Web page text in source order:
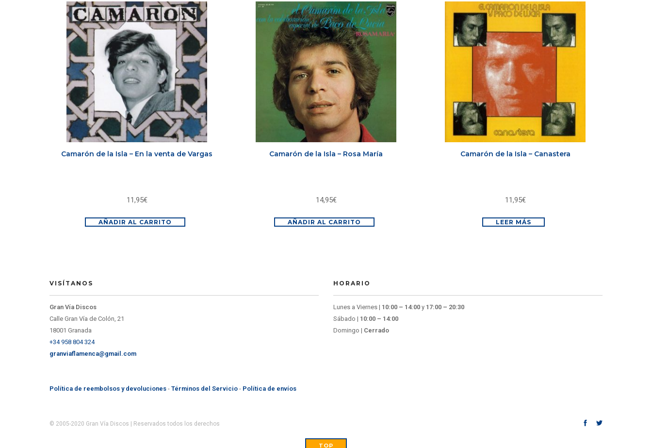
Camarón de la Isla – En la venta de Vargas
11,95€
AÑADIR AL CARRITO
Camarón de la Isla – Rosa María
14,95€
AÑADIR AL CARRITO
Camarón de la Isla – Canastera
11,95€
LEER MÁS
VISÍTANOS
Gran Vía Discos
Calle Gran Vía de Colón, 21
18001 Granada
+34 958 804 324
granviaflamenca@gmail.com
Política de reembolsos y devoluciones - Términos del Servicio - Política de envíos
HORARIO
Lunes a Viernes | 10:00 – 14:00 y 17:00 – 20:30
Sábado | 10:00 – 14:00
Domingo | Cerrado
© 2005-2020 Gran Vía Discos | Reservados todos los derechos
TOP